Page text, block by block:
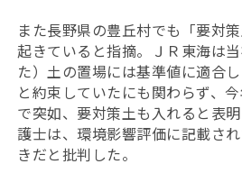
また長野県の豊丘村でも 「要対
起きていると指摘。ＪＲ東海は
た）土の置場には基準値に適合
と約束していたにも関わらず、
で突如、要対策土も入れると表明
護士は、環境影響評価に記載さ
きだと批判した。